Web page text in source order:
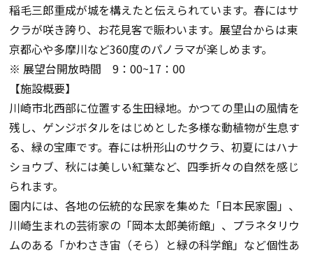
稲毛三郎重成が城を構えたと伝えられています。春にはサ
クラが咲き誇り、お花見客で賑わいます。展望台からは東
京都心や多摩川など360度のパノラマが楽しめます。
※ 展望台開放時間 9：00~17：00
【施設概要】
川崎市北西部に位置する生田緑地。かつての里山の風情を
残し、ゲンジボタルをはじめとした多様な動植物が生息す
る、緑の宝庫です。春には枡形山のサクラ、初夏にはハナ
ショウブ、秋には美しい紅葉など、四季折々の自然を感じ
られます。
園内には、各地の伝統的な民家を集めた「日本民家園」、
川崎生まれの芸術家の「岡本太郎美術館」、プラネタリウ
ムのある「かわさき宙（そら）と緑の科学館」など個性あ